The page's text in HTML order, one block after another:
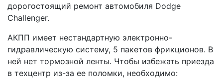
дорогостоящий ремонт автомобиля Dodge
Challenger.
АКПП имеет нестандартную электронно-
гидравлическую систему, 5 пакетов фрикционов. В
ней нет тормозной ленты. Чтобы избежать приезда
в техцентр из-за ее поломки, необходимо: